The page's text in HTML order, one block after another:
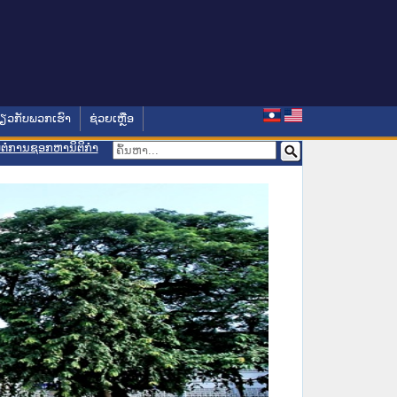
ວກັບພວກເຮົາ ຊ່ວຍເຫຼືອ
ການຊອກຫານິຕິກຳ